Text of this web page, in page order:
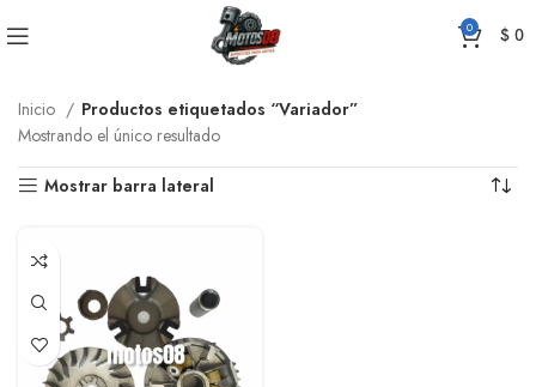
0 $0
Inicio
Productos etiquetados “Variador”
Mostrando el único resultado
Mostrar barra lateral